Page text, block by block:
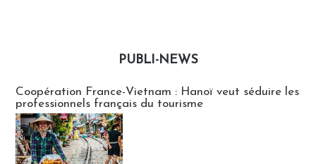
PUBLI-NEWS
Coopération France-Vietnam : Hanoï veut séduire les
professionnels français du tourisme